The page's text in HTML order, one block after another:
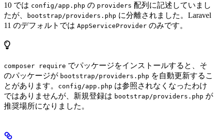
10 では config/app.php の providers 配列に記述していまし
たが、
bootstrap/providers.php に分離されました。Laravel
11 のデフォルトでは AppServiceProvider のみです。
composer require でパッケージをインストールすると、そ
のパッケージが bootstrap/providers.php を自動更新するこ
とがあります。
config/app.php は参照されなくなったわけ
ではありませんが、新規登録は bootstrap/providers.php が
推奨場所になりました。